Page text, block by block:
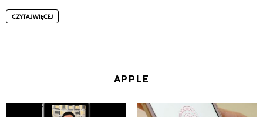
CZYTAJ WIĘCEJ
APPLE